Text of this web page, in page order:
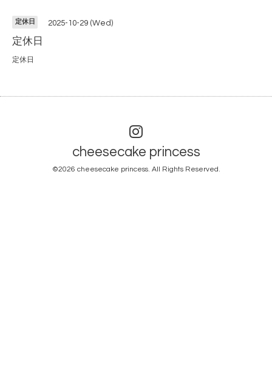
定休日 2025-10-29 (Wed)
定休日
定休日
cheesecake princess
©2026 cheesecake princess. All Rights Reserved.